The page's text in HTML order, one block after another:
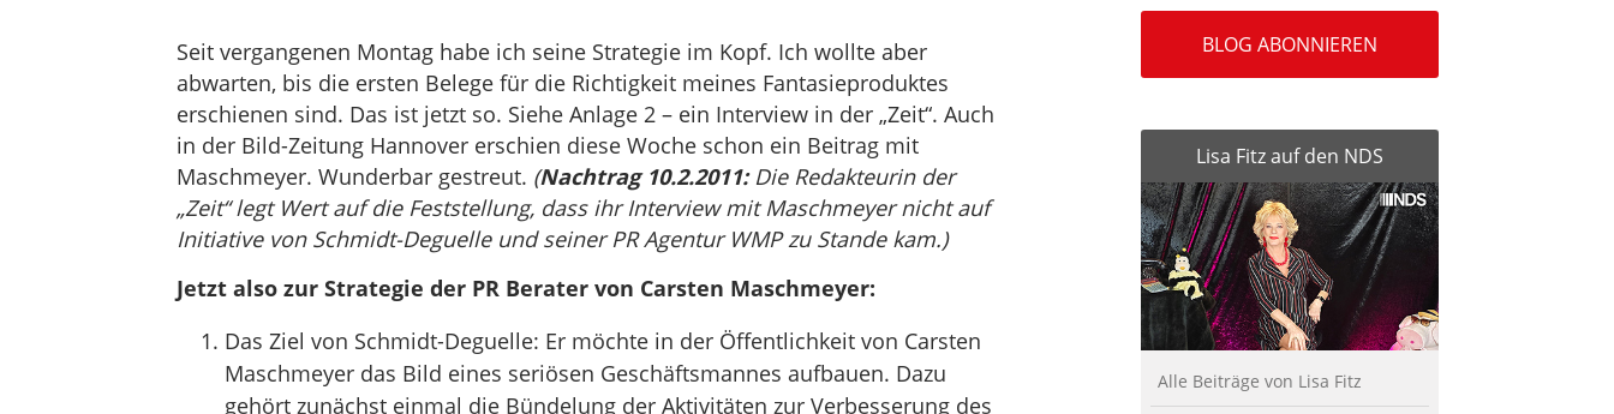
Seit vergangenen Montag habe ich seine Strategie im Kopf. Ich wollte aber
abwarten, bis die ersten Belege für die Richtigkeit meines Fantasieproduktes
erschienen sind. Das ist jetzt so. Siehe Anlage 2 – ein Interview in der „Zeit“. Auch
in der Bild-Zeitung Hannover erschien diese Woche schon ein Beitrag mit
Maschmeyer. Wunderbar gestreut. (Nachtrag 10.2.2011:Die Redakteurin der
„Zeit“ legt Wert auf die Feststellung, dass ihr Interview mit Maschmeyer nicht auf
Initiative von Schmidt-Deguelle und seiner PR Agentur WMP zu Stande kam.)
Jetzt also zur Strategie der PR Berater von Carsten Maschmeyer:
Das Ziel von Schmidt-Deguelle: Er möchte in der Öffentlichkeit von Carsten
Maschmeyer das Bild eines seriösen Geschäftsmannes aufbauen. Dazu
gehört zunächst einmal die Bündelung der Aktivitäten zur Verbesserung des
BLOG ABONNIEREN
Lisa Fitz auf den NDS
Alle Beiträge von Lisa Fitz